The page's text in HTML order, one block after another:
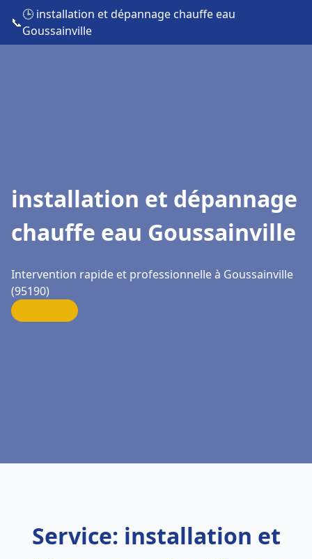
📞
🕒 installation et dépannage chauffe eau
Goussainville
installation et dépannage
chauffe eau Goussainville
Intervention rapide et professionnelle à Goussainville
(95190)
Service: installation et